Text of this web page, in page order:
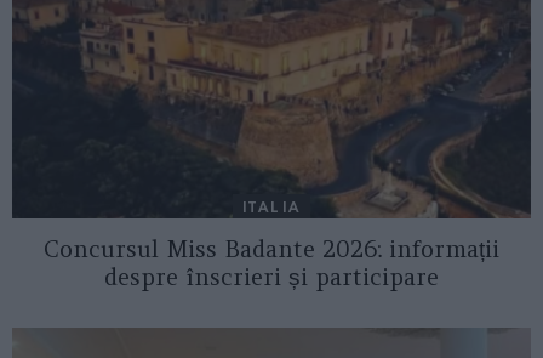
ITALIA
Concursul Miss Badante 2026: informații
despre înscrieri și participare